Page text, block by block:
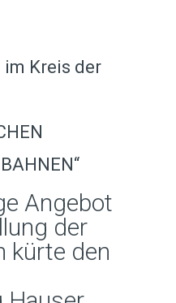
im Kreis der
Angebot
der
kürte den